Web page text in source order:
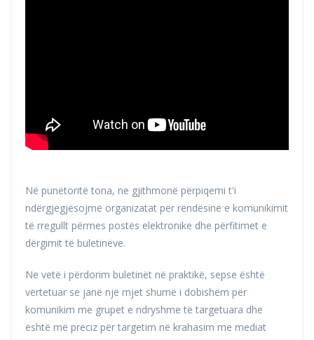
Në punëtoritë tona, ne gjithmonë përpiqemi t'i
ndërgjegjësojmë organizatat për rëndësinë e komunikimit
të rregullt përmes postës elektronike dhe përfitimet e
dërgimit të buletinëve.
Ne vetë i përdorim buletinët në praktikë, sepse është
vërtetuar se janë një mjet shumë i dobishëm për
komunikim me grupet e ndryshme të targetuara dhe
është më preciz për targetim në krahasim me mediat